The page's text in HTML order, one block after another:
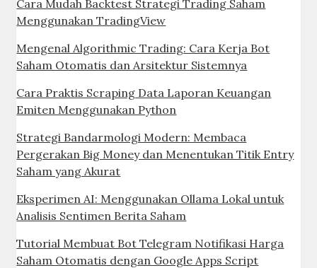
Cara Mudah Backtest Strategi Trading Saham
Menggunakan TradingView
Mengenal Algorithmic Trading: Cara Kerja Bot
Saham Otomatis dan Arsitektur Sistemnya
Cara Praktis Scraping Data Laporan Keuangan
Emiten Menggunakan Python
Strategi Bandarmologi Modern: Membaca
Pergerakan Big Money dan Menentukan Titik Entry
Saham yang Akurat
Eksperimen AI: Menggunakan Ollama Lokal untuk
Analisis Sentimen Berita Saham
Tutorial Membuat Bot Telegram Notifikasi Harga
Saham Otomatis dengan Google Apps Script